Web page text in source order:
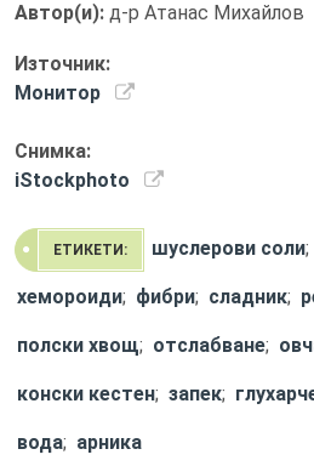
Автор(и): д-р Атанас Михайлов
Източник:
Монитор
Снимка:
iStockphoto
ЕТИКЕТИ: шуслерови соли;
хемороиди; фибри; сладник;
полски хвощ; отслабване;
конски кестен; запек;
вода; арника